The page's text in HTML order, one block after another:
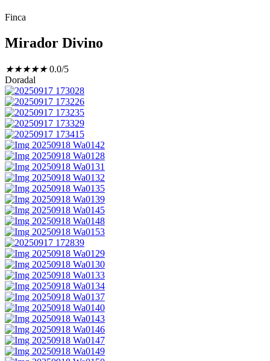
Finca
Mirador Divino
★★★★★ 0.0/5
Doradal